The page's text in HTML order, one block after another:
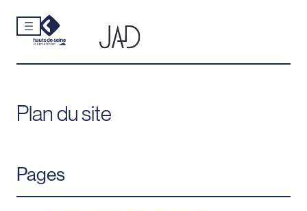
Aller
contenu
Plan du site
Pages